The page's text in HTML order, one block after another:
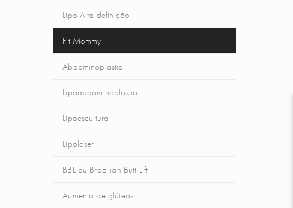
Lipo Alta definição
Fit Mommy
Abdominoplastia
Lipoabdominoplastia
Lipoescultura
Lipolaser
BBL ou Brazilian Butt Lift
Aumento de glúteos